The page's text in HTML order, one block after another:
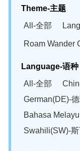
Theme-主题
All-全部
Roam Wander
Language-语种
All-全部
German(DE)-
Bahasa
Swahili(SW)-